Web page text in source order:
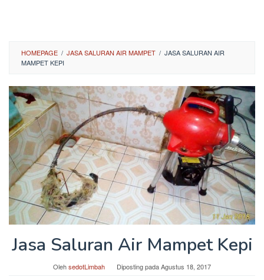
HOMEPAGE / JASA SALURAN AIR MAMPET / JASA SALURAN AIR
MAMPET KEPI
Jasa Saluran Air Mampet Kepi
OlehsedotLimbah Diposting padaAgustus 18, 2017